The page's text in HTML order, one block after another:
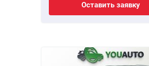
Оставить заявку